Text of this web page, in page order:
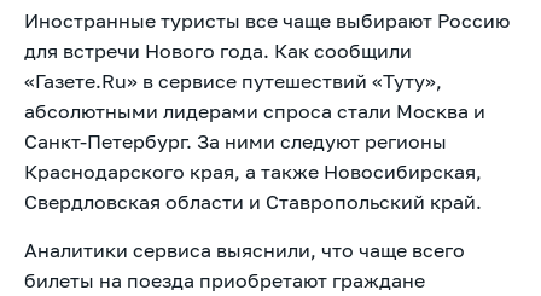
Иностранные туристы все чаще выбирают Россию
для встречи Нового года. Как сообщили
«Газете.Ru» в сервисе путешествий «Туту»,
абсолютными лидерами спроса стали Москва и
Санкт-Петербург. За ними следуют регионы
Краснодарского края, а также Новосибирская,
Свердловская области и Ставропольский край.
Аналитики сервиса выяснили, что чаще всего
билеты на поезда приобретают граждане